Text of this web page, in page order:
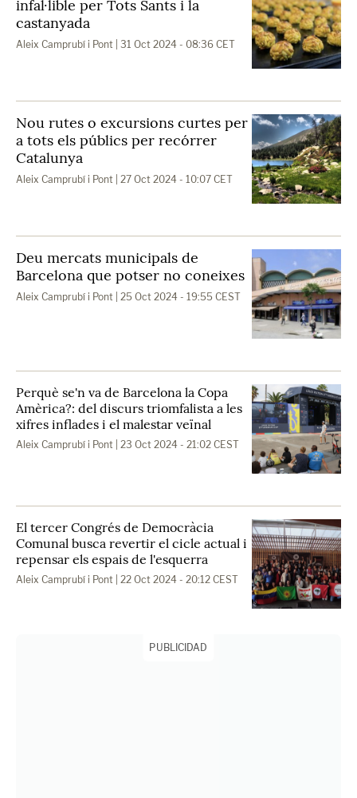
infal·lible per Tots Sants i la
castanyada
Aleix Camprubí i Pont | 31 Oct 2024 - 08:36 CET
Nou rutes o excursions curtes per
a tots els públics per recórrer
Catalunya
Aleix Camprubí i Pont | 27 Oct 2024 - 10:07 CET
Deu mercats municipals de
Barcelona que potser no coneixes
Aleix Camprubí i Pont | 25 Oct 2024 - 19:55 CEST
Perquè se'n va de Barcelona la Copa
Amèrica?: del discurs triomfalista a les
xifres inflades i el malestar veïnal
Aleix Camprubí i Pont | 23 Oct 2024 - 21:02 CEST
El tercer Congrés de Democràcia
Comunal busca revertir el cicle actual i
repensar els espais de l'esquerra
Aleix Camprubí i Pont | 22 Oct 2024 - 20:12 CEST
PUBLICIDAD